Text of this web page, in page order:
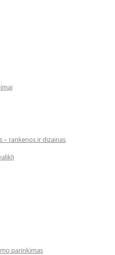
– rankenos ir dizainas
parinkimas